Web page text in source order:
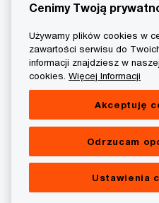
Net Zero
Cenimy Twoją
Używamy plików cookies w
zawartości serwisu do
informacji znajdziesz w
cookies. Więcej Informacji
Akceptuję
Odrzucam
Ustawienia